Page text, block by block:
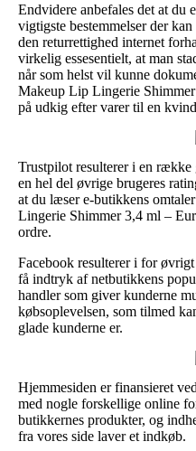
Endvidere anbefales det at du
vigtigste bestemmelser der
den returrettighed internet
virkelig essesentielt, at man
når som helst vil kunne
Makeup Lip Lingerie
på udkig efter varer til en
Trustpilot resulterer i en række
en hel del øvrige brugeres
at du læser e-butikkens
Lingerie Shimmer 3,4 ml –
ordre.
Facebook resulterer i for
få indtryk af netbutikkens
handler som giver kunderne
købsoplevelsen, som tilmed
glade kunderne er.
Hjemmesiden er finansieret
med nogle forskellige online
butikkernes produkter, og
fra vores side laver et indkøb.